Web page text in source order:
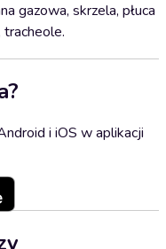
gazowa, skrzela, płuca
tracheole.
i iOS w aplikacji